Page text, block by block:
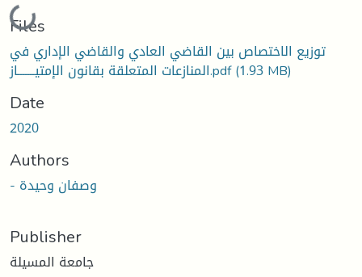
Loading...
Files
توزيع الاختصاص بين القاضي العادي والقاضي الإداري في
المنازعات المتعلقة بقانون الإمتيـــــــاز.pdf(1.93 MB)
Date
2020
Authors
- وصفان وحيدة
Publisher
جامعة المسيلة